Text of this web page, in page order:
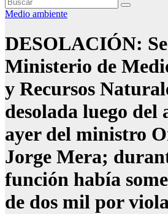
Medio ambiente
DESOLACIÓN:
Ministerio de
y Recursos
desolada luego del
ayer del ministro
Jorge Mera;
función había
de dos mil por